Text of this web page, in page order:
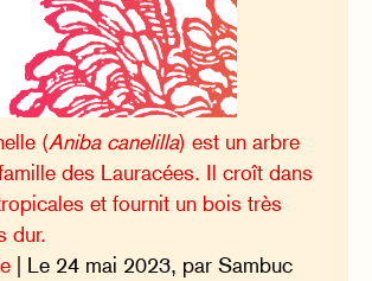
(Aniba canelilla) est un arbre
des Lauracées. Il croît dans
et fournit un bois très
dur.
| Le 24 mai 2023, par Sambuc